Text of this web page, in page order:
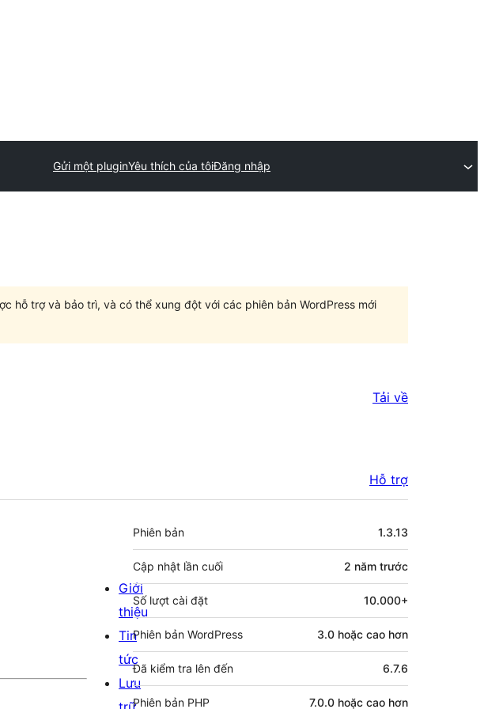
Gửi một pluginYêu thích của tôiĐăng nhập
hỗ trợ và bảo trì, và có thể xung đột với các phiên bản WordPress mới
Tải về
Hỗ trợ
Meta
Phiên bản 1.3.13
Cập nhật lần cuối 2 năm trước
Số lượt cài đặt 10.000+
Phiên bản WordPress 3.0 hoặc cao hơn
Đã kiểm tra lên đến 6.7.6
Phiên bản PHP 7.0.0 hoặc cao hơn
Giới
thiệu
Tin
tức
Lưu